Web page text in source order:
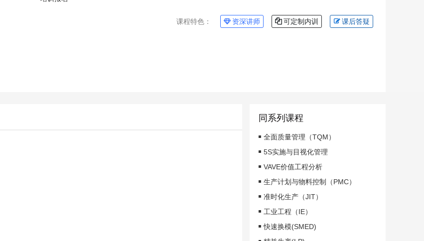
课程特色： 资深讲师 可定制内训 课后答疑
同系列课程
全面质量管理（TQM）
5S实施与目视化管理
VAVE价值工程分析
生产计划与物料控制（PMC）
准时化生产（JIT）
工业工程（IE）
快速换模(SMED)